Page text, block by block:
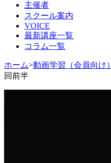
主催者
スクール案内
VOICE
最新講座一覧
コラム一覧
ホーム>動画学習（会員向け）
回前半